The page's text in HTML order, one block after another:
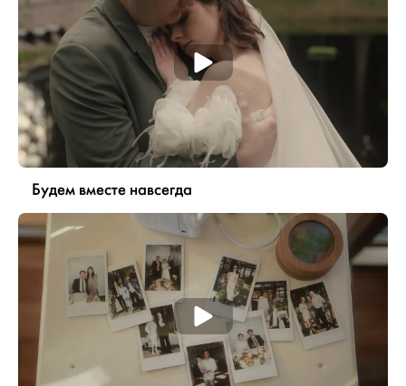
Будем вместе навсегда